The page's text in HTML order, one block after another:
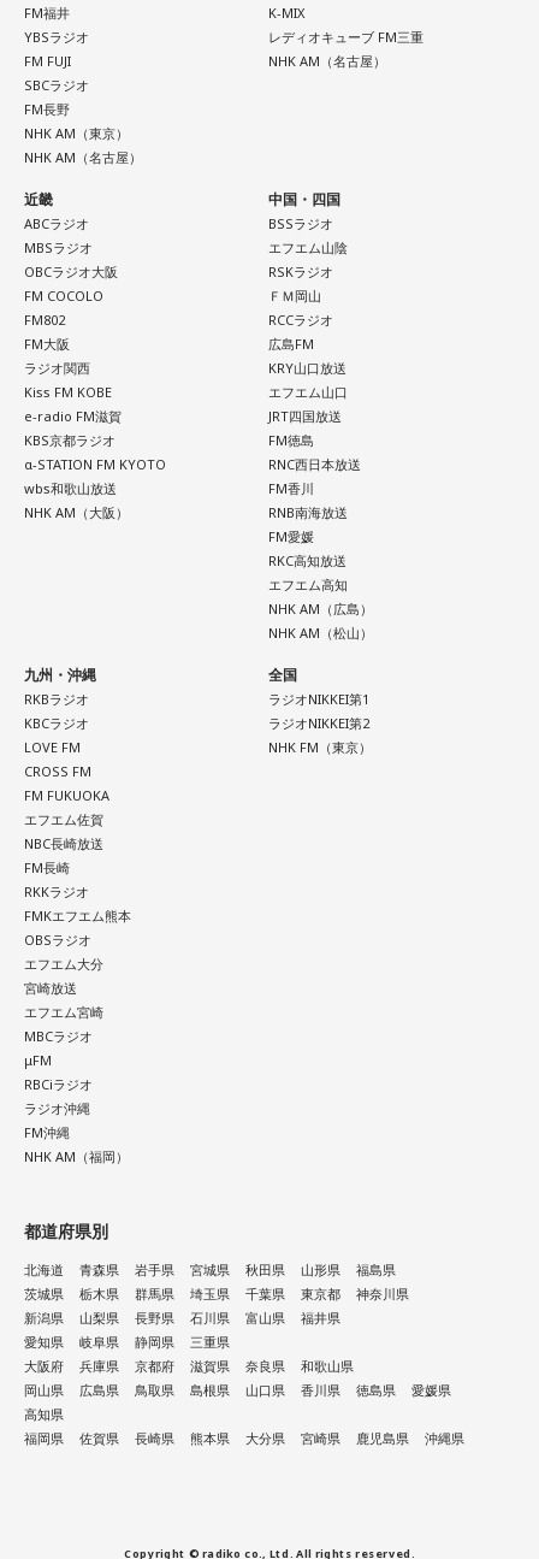
FM福井
YBSラジオ
FM FUJI
SBCラジオ
FM長野
NHK AM（東京）
NHK AM（名古屋）
K-MIX
レディオキューブ FM三重
NHK AM（名古屋）
近畿
ABCラジオ
MBSラジオ
OBCラジオ大阪
FM COCOLO
FM802
FM大阪
ラジオ関西
Kiss FM KOBE
e-radio FM滋賀
KBS京都ラジオ
α-STATION FM KYOTO
wbs和歌山放送
NHK AM（大阪）
中国・四国
BSSラジオ
エフエム山陰
RSKラジオ
ＦＭ岡山
RCCラジオ
広島FM
KRY山口放送
エフエム山口
JRT四国放送
FM徳島
RNC西日本放送
FM香川
RNB南海放送
FM愛媛
RKC高知放送
エフエム高知
NHK AM（広島）
NHK AM（松山）
九州・沖縄
RKBラジオ
KBCラジオ
LOVE FM
CROSS FM
FM FUKUOKA
エフエム佐賀
NBC長崎放送
FM長崎
RKKラジオ
FMKエフエム熊本
OBSラジオ
エフエム大分
宮崎放送
エフエム宮崎
MBCラジオ
μFM
RBCiラジオ
ラジオ沖縄
FM沖縄
NHK AM（福岡）
全国
ラジオNIKKEI第1
ラジオNIKKEI第2
NHK FM（東京）
都道府県別
北海道 青森県 岩手県 宮城県 秋田県 山形県
福島県
茨城県
栃木県 群馬県 埼玉県 千葉県 東京都
神奈川県
新潟県
山梨県 長野県 石川県 富山県
福井県
愛知県
岐阜県 静岡県
三重県
大阪府
兵庫県 京都府 滋賀県 奈良県
和歌山県
岡山県
広島県 鳥取県 島根県 山口県 香川県 徳島県
愛媛県
高知県
福岡県
佐賀県 長崎県 熊本県 大分県 宮崎県 鹿児島県 沖縄県
Copyright © radiko co., Ltd. All rights reserved.